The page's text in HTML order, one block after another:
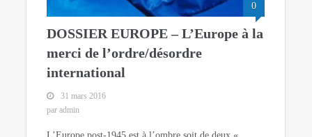
0
DOSSIER EUROPE – L’Europe à la
merci de l’ordre/désordre
international
31 mars 2016
par admin